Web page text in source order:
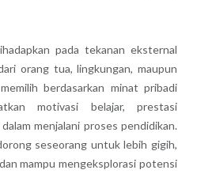
pada tekanan eksternal
orang tua, lingkungan, maupun
berdasarkan minat pribadi
motivasi belajar, prestasi
menjalani proses pendidikan.
seseorang untuk lebih gigih,
mampu mengeksplorasi potensi